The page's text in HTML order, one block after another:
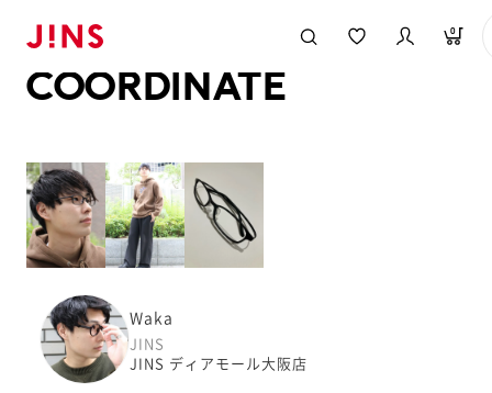
0
COORDINATE
Waka
JINS
JINS ディアモール大阪店